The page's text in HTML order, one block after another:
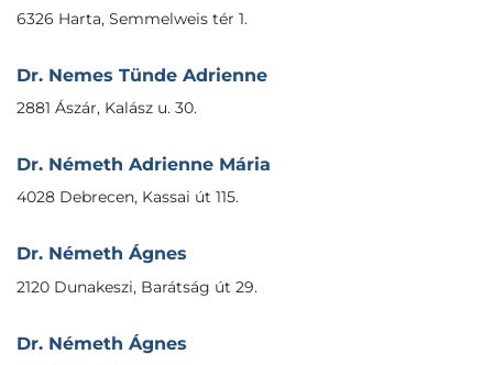
6326 Harta, Semmelweis tér 1.
Dr. Nemes Tünde Adrienne
2881 Ászár, Kalász u. 30.
Dr. Németh Adrienne Mária
4028 Debrecen, Kassai út 115.
Dr. Németh Ágnes
2120 Dunakeszi, Barátság út 29.
Dr. Németh Ágnes